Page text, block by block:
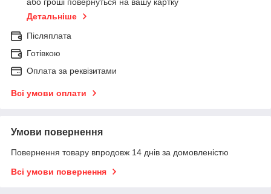
або гроші повернуться на вашу картку
Детальніше
Післяплата
Готівкою
Оплата за реквізитами
Всі умови оплати
Умови повернення
Повернення товару впродовж 14 днів за домовленістю
Всі умови повернення